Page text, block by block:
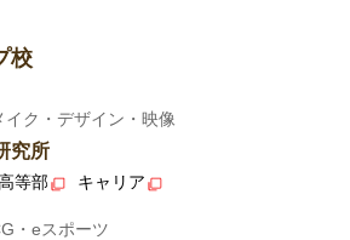
校
ク・デザイン・映像
究所
等部 キャリア
・eスポーツ